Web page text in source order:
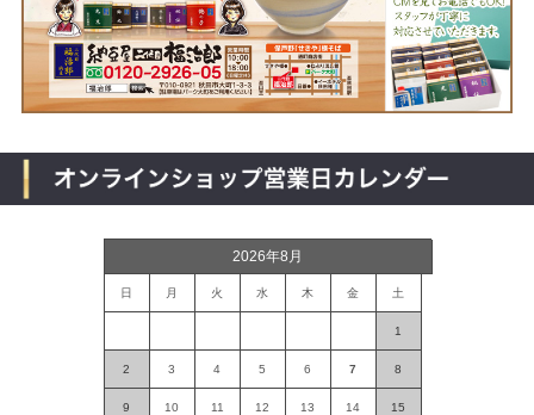
2026年8月
日 月 火 水 木 金 土
1
2 3 4 5 6 7 8
9 10 11 12 13 14 15